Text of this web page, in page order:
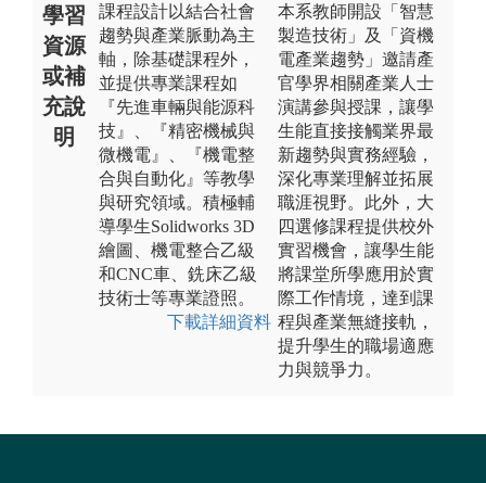
學習
資源
或補
充說
明
課程設計以結合社會
趨勢與產業脈動為主
軸，除基礎課程外，
並提供專業課程如
『先進車輛與能源科
技』、『精密機械與
微機電』、『機電整
合與自動化』等教學
與研究領域。積極輔
導學生Solidworks 3D
繪圖、機電整合乙級
和CNC車、銑床乙級
技術士等專業證照。
下載詳細資料
本系教師開設「智慧
製造技術」及「資機
電產業趨勢」邀請產
官學界相關產業人士
演講參與授課，讓學
生能直接接觸業界最
新趨勢與實務經驗，
深化專業理解並拓展
職涯視野。此外，大
四選修課程提供校外
實習機會，讓學生能
將課堂所學應用於實
際工作情境，達到課
程與產業無縫接軌，
提升學生的職場適應
力與競爭力。